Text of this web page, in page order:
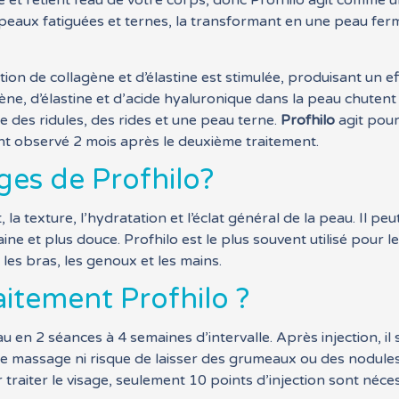
fatiguées et ternes, la transformant en une peau
de collagène et d’élastine est stimulée, produisant un
d’élastine et d’acide hyaluronique dans la peau
des ridules, des rides et une peau terne. Profhilo agit
observé 2 mois après le deuxième traitement.
de Profhilo?
texture, l’hydratation et l’éclat général de la peau. Il
et plus douce. Profhilo est le plus souvent utilisé pour
bras, les genoux et les mains.
Profhilo ?
en 2 séances à 4 semaines d’intervalle. Après injection,
massage ni risque de laisser des grumeaux ou des
le visage, seulement 10 points d’injection sont